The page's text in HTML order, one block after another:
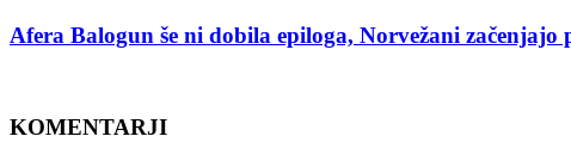
Afera Balogun še ni dobila epiloga, Norvežani
KOMENTARJI